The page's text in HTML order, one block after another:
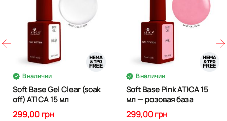
В наличии
Soft Base Gel Clear (soak
off) ATICA 15 мл
299,00 грн
В наличии
Soft Base Pink ATICA 15
мл — розовая база
299,00 грн